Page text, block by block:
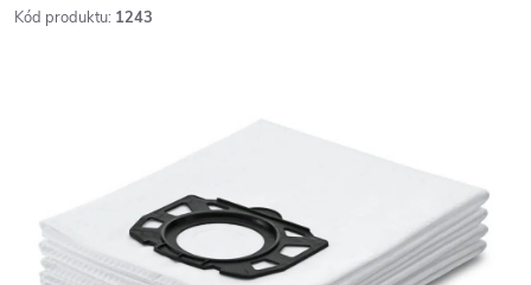
Kód produktu: 1243